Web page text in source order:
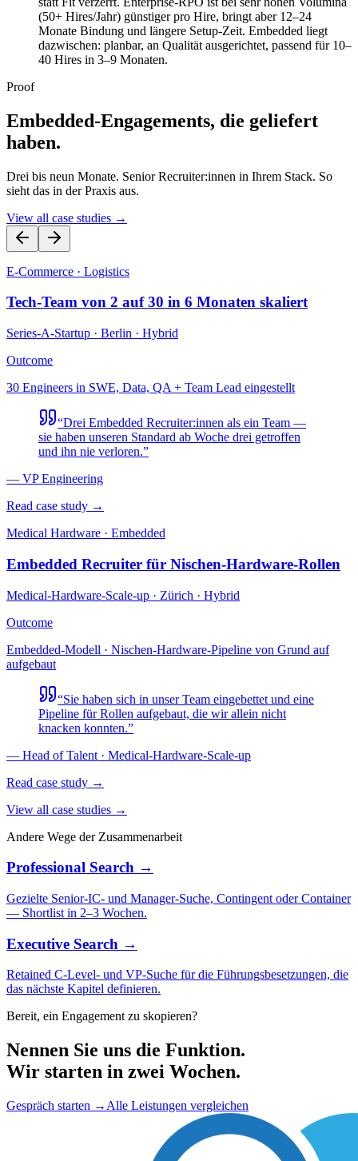
(50+ Hires/Jahr) günstiger pro Hire, bringt aber 12–24
Monate Bindung und längere Setup-Zeit. Embedded liegt
dazwischen: planbar, an Qualität ausgerichtet, passend für 10–
40 Hires in 3–9 Monaten.
Proof
Embedded-Engagements, die geliefert
haben.
Drei bis neun Monate. Senior Recruiter:innen in Ihrem Stack. So
sieht das in der Praxis aus.
View all case studies →
E-Commerce · Logistics
Tech-Team von 2 auf 30 in 6 Monaten skaliert
Series-A-Startup · Berlin · Hybrid
Outcome
30 Engineers in SWE, Data, QA + Team Lead eingestellt
“Drei Embedded Recruiter:innen als ein Team —
sie haben unseren Standard ab Woche drei getroffen
und ihn nie verloren.”
— VP Engineering
Read case study →
Medical Hardware · Embedded
Embedded Recruiter für Nischen-Hardware-Rollen
Medical-Hardware-Scale-up · Zürich · Hybrid
Outcome
Embedded-Modell · Nischen-Hardware-Pipeline von Grund auf
aufgebaut
“Sie haben sich in unser Team eingebettet und eine
Pipeline für Rollen aufgebaut, die wir allein nicht
knacken konnten.”
— Head of Talent · Medical-Hardware-Scale-up
Read case study →
View all case studies →
Andere Wege der Zusammenarbeit
Professional Search →
Gezielte Senior-IC- und Manager-Suche, Contingent oder Container
— Shortlist in 2–3 Wochen.
Executive Search →
Retained C-Level- und VP-Suche für die Führungsbesetzungen, die
das nächste Kapitel definieren.
Bereit, ein Engagement zu skopieren?
Nennen Sie uns die Funktion.
Wir starten in zwei Wochen.
Gespräch starten → Alle Leistungen vergleichen